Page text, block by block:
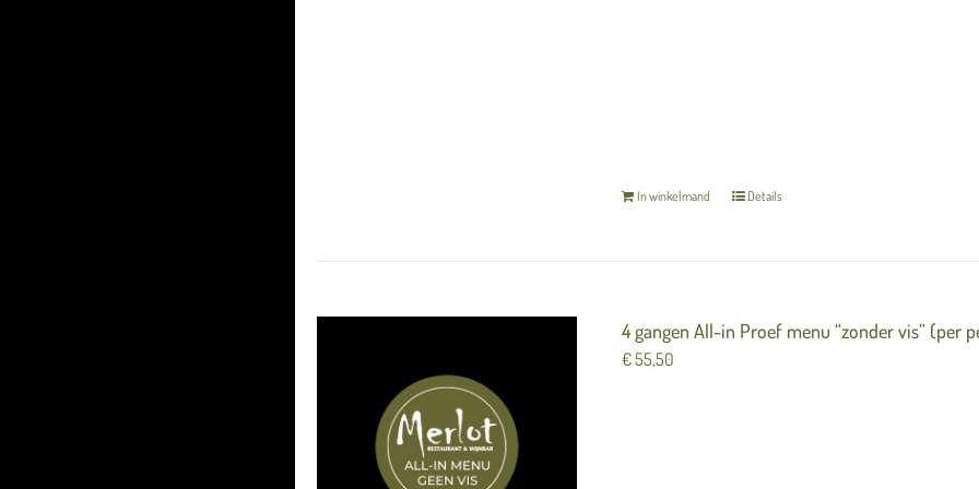
In winkelmand Details
4 gangen All-in Proef menu “zonder vis” (per
€55,50